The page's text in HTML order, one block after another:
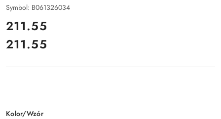
Symbol: B061326034
cena:
211.55
Cena:
211.55
Wariant
Kolor/Wzór